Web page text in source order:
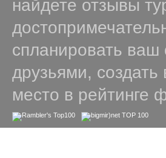
найдете отзывы
спланировать ваш
друзьями,
место в рейтинге